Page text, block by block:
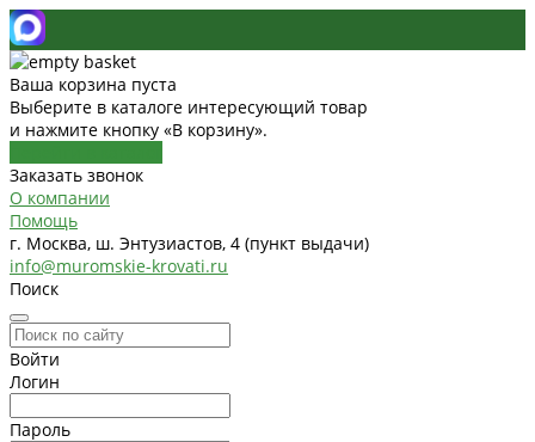
Ваша корзина пуста
Выберите в каталоге интересующий товар
и нажмите кнопку «В корзину».
Заказать звонок
О компании
Помощь
г. Москва, ш. Энтузиастов, 4 (пункт выдачи)
info@muromskie-krovati.ru
Поиск
Войти
Логин
Пароль